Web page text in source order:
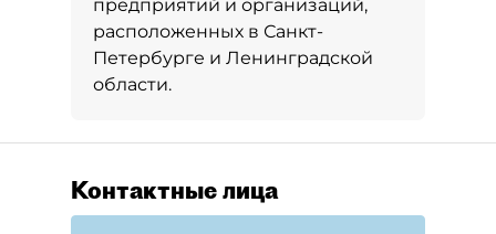
предприятий и организаций,
расположенных в Санкт-
Петербурге и Ленинградской
области.
Контактные лица